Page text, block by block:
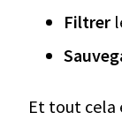
Filtrer
Et tout cela